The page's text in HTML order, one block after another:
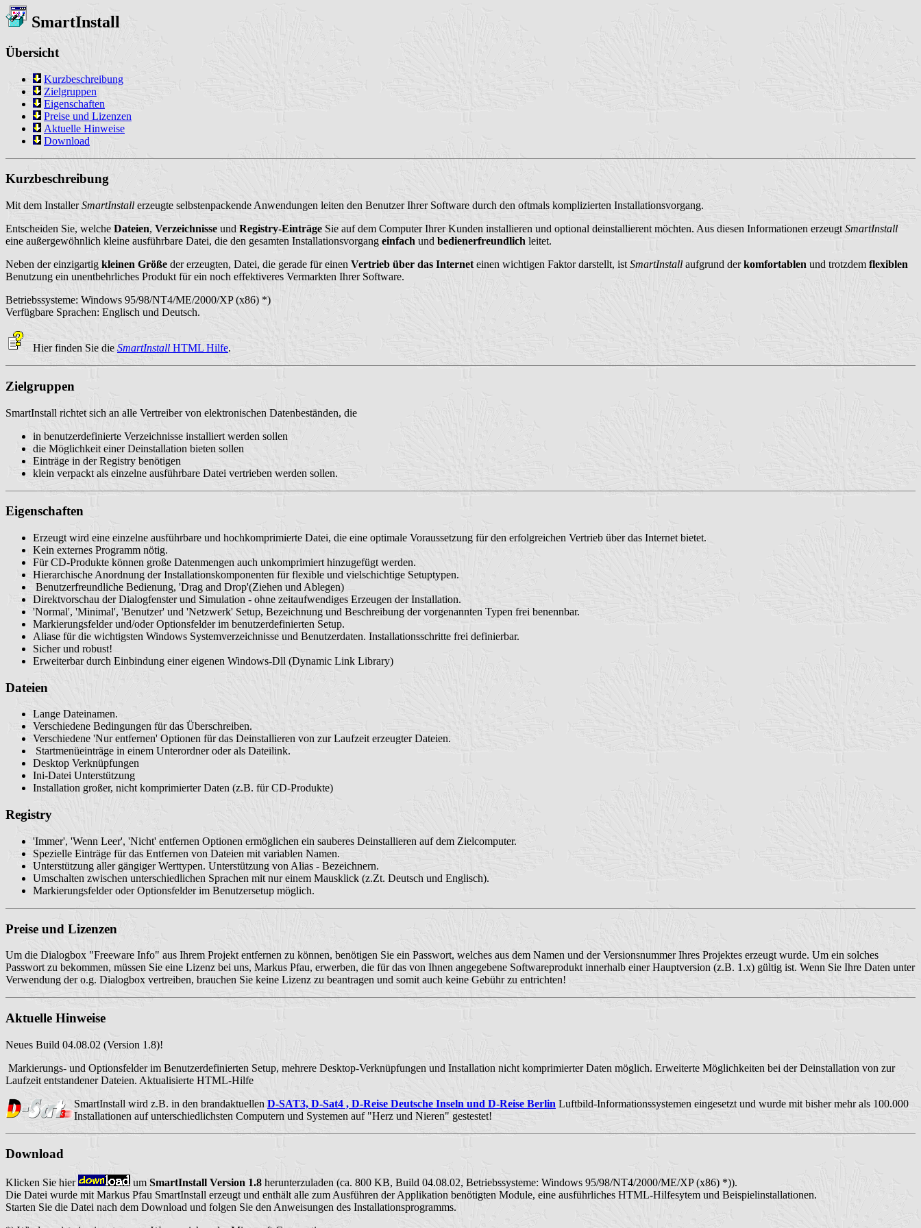
SmartInstall
Übersicht
Kurzbeschreibung
Zielgruppen
Eigenschaften
Preise und Lizenzen
Aktuelle Hinweise
Download
Kurzbeschreibung
Mit dem InstallerSmartInstall erzeugte selbstenpackende Anwendungen leiten den Benutzer Ihrer Software durch den oftmals komplizierten Installationsvorgang.
Entscheiden Sie, welche Dateien, Verzeichnisse und Registry-Einträge Sie auf dem Computer Ihrer Kunden installieren und optional deinstallierent möchten. Aus diesen Informationen erzeugt SmartInstall
eine außergewöhnlich kleine ausführbare Datei, die den gesamten Installationsvorgang einfach und bedienerfreundlich leitet.
Neben der einzigartig kleinen Größe der erzeugten, Datei, die gerade für einen Vertrieb über das Internet einen wichtigen Faktor darstellt, ist SmartInstall aufgrund derkomfortablen und trotzdem flexiblen
Benutzung ein unentbehrliches Produkt für ein noch effektiveres Vermarkten Ihrer Software.
Betriebssysteme: Windows 95/98/NT4/ME/2000/XP (x86) *)
Verfügbare Sprachen: Englisch und Deutsch.
Hier finden Sie die SmartInstall HTML Hilfe.
Zielgruppen
SmartInstall richtet sich an alle Vertreiber von elektronischen Datenbeständen, die
in benutzerdefinierte Verzeichnisse installiert werden sollen
die Möglichkeit einer Deinstallation bieten sollen
Einträge in der Registry benötigen
klein verpackt als einzelne ausführbare Datei vertrieben werden sollen.
Eigenschaften
Erzeugt wird eine einzelne ausführbare und hochkomprimierte Datei, die eine optimale Voraussetzung für den erfolgreichen Vertrieb über das Internet bietet.
Kein externes Programm nötig.
Für CD-Produkte können große Datenmengen auch unkomprimiert hinzugefügt werden.
Hierarchische Anordnung der Installationskomponenten für flexible und vielschichtige Setuptypen.
Benutzerfreundliche Bedienung, 'Drag and Drop'(Ziehen und Ablegen)
Direktvorschau der Dialogfenster und Simulation - ohne zeitaufwendiges Erzeugen der Installation.
'Normal', 'Minimal', 'Benutzer' und 'Netzwerk' Setup, Bezeichnung und Beschreibung der vorgenannten Typen frei benennbar.
Markierungsfelder und/oder Optionsfelder im benutzerdefinierten Setup.
Aliase für die wichtigsten Windows Systemverzeichnisse und Benutzerdaten. Installationsschritte frei definierbar.
Sicher und robust!
Erweiterbar durch Einbindung einer eigenen Windows-Dll (Dynamic Link Library)
Dateien
Lange Dateinamen.
Verschiedene Bedingungen für das Überschreiben.
Verschiedene 'Nur entfernen' Optionen für das Deinstallieren von zur Laufzeit erzeugter Dateien.
Startmenüeinträge in einem Unterordner oder als Dateilink.
Desktop Verknüpfungen
Ini-Datei Unterstützung
Installation großer, nicht komprimierter Daten (z.B. für CD-Produkte)
Registry
'Immer', 'Wenn Leer', 'Nicht' entfernen Optionen ermöglichen ein sauberes Deinstallieren auf dem Zielcomputer.
Spezielle Einträge für das Entfernen von Dateien mit variablen Namen.
Unterstützung aller gängiger Werttypen. Unterstützung von Alias - Bezeichnern.
Umschalten zwischen unterschiedlichen Sprachen mit nur einem Mausklick (z.Zt. Deutsch und Englisch).
Markierungsfelder oder Optionsfelder im Benutzersetup möglich.
Preise und Lizenzen
Um die Dialogbox "Freeware Info" aus Ihrem Projekt entfernen zu können, benötigen Sie ein Passwort, welches aus dem Namen und der Versionsnummer Ihres Projektes erzeugt wurde. Um ein solches
Passwort zu bekommen, müssen Sie eine Lizenz bei uns, Markus Pfau, erwerben, die für das von Ihnen angegebene Softwareprodukt innerhalb einer Hauptversion (z.B. 1.x) gültig ist. Wenn Sie Ihre Daten unter
Verwendung der o.g. Dialogbox vertreiben, brauchen Sie keine Lizenz zu beantragen und somit auch keine Gebühr zu entrichten!
Aktuelle Hinweise
Neues Build 04.08.02 (Version 1.8)!
Markierungs- und Optionsfelder im Benutzerdefinierten Setup, mehrere Desktop-Verknüpfungen und Installation nicht komprimierter Daten möglich. Erweiterte Möglichkeiten bei der Deinstallation von zur
Laufzeit entstandener Dateien. Aktualisierte HTML-Hilfe
SmartInstall wird z.B. in den brandaktuellen D-SAT3, D-Sat4 , D-Reise Deutsche Inseln und D-Reise Berlin Luftbild-Informationssystemen eingesetzt und wurde mit bisher mehr als 100.000
Installationen auf unterschiedlichsten Computern und Systemen auf "Herz und Nieren" gestestet!
Download
Klicken Sie hier um SmartInstall Version 1.8 herunterzuladen (ca. 800 KB, Build 04.08.02, Betriebssysteme: Windows 95/98/NT4/2000/ME/XP (x86) *)).
Die Datei wurde mit Markus Pfau SmartInstall erzeugt und enthält alle zum Ausführen der Applikation benötigten Module, eine ausführliches HTML-Hilfesytem und Beispielinstallationen.
Starten Sie die Datei nach dem Download und folgen Sie den Anweisungen des Installationsprogramms.